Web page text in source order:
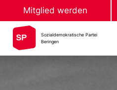
Mitglied werden
Sozialdemokratische Partei
Beringen